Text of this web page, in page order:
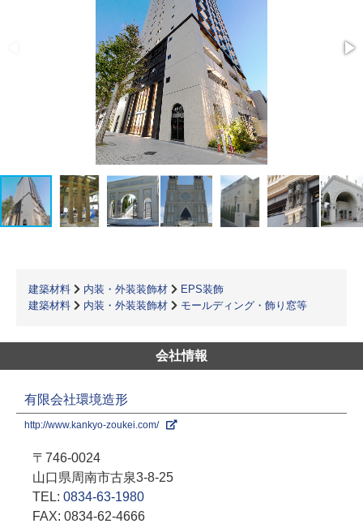
建築材料 内装・外装装飾材
EPS装飾
建築材料
内装・外装装飾材 モールディング・飾り窓等
会社情報
有限会社環境造形
http://www.kankyo-zoukei.com/
〒746-0024
山口県周南市古泉3-8-25
TEL: 0834-63-1980
FAX: 0834-62-4666